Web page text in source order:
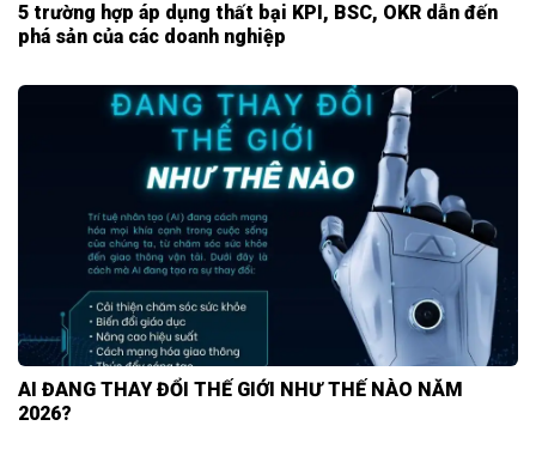
5 trường hợp áp dụng thất bại KPI, BSC, OKR dẫn đến
phá sản của các doanh nghiệp
AI ĐANG THAY ĐỔI THẾ GIỚI NHƯ THẾ NÀO NĂM
2026?